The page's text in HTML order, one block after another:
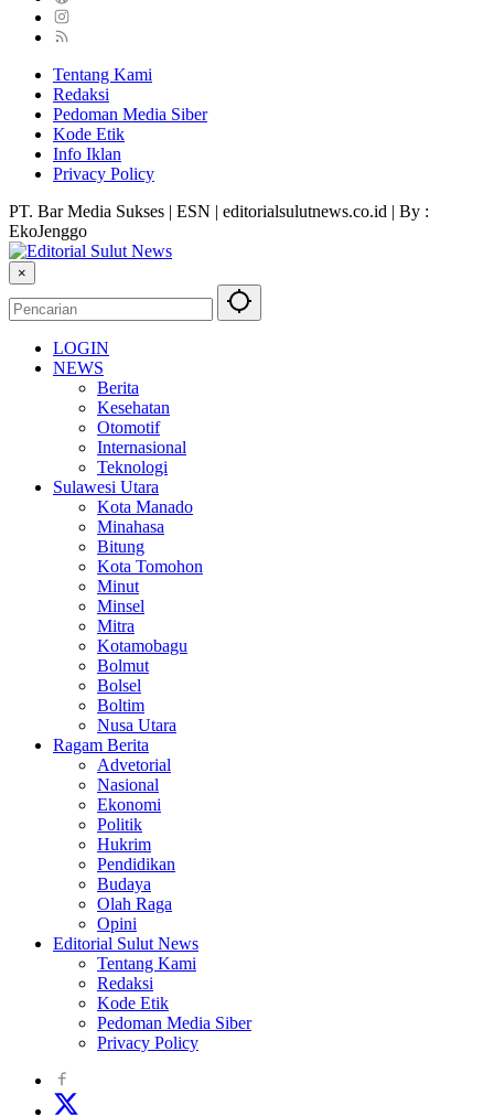
Tentang Kami
Redaksi
Pedoman Media Siber
Kode Etik
Info Iklan
Privacy Policy
PT. Bar Media Sukses | ESN | editorialsulutnews.co.id | By :
EkoJenggo
×
LOGIN
NEWS
Berita
Kesehatan
Otomotif
Internasional
Teknologi
Sulawesi Utara
Kota Manado
Minahasa
Bitung
Kota Tomohon
Minut
Minsel
Mitra
Kotamobagu
Bolmut
Bolsel
Boltim
Nusa Utara
Ragam Berita
Advetorial
Nasional
Ekonomi
Politik
Hukrim
Pendidikan
Budaya
Olah Raga
Opini
Editorial Sulut News
Tentang Kami
Redaksi
Kode Etik
Pedoman Media Siber
Privacy Policy